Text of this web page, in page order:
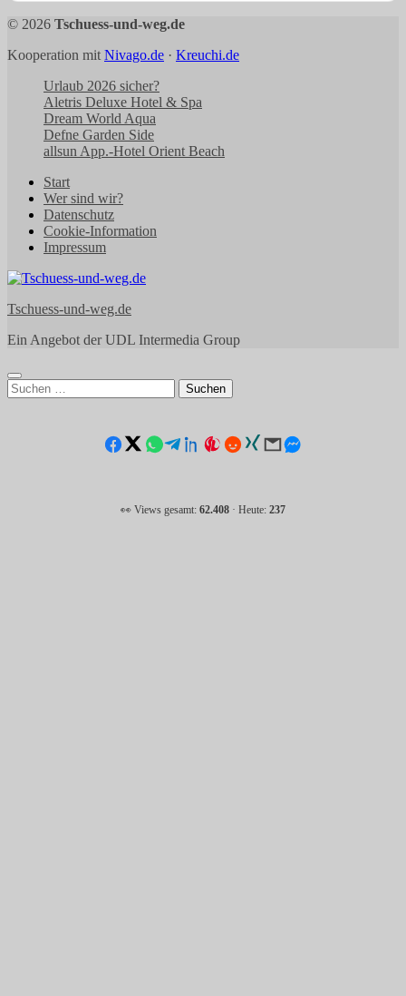
© 2026 Tschuess-und-weg.de
Kooperation mit Nivago.de · Kreuchi.de
Urlaub 2026 sicher?
Aletris Deluxe Hotel & Spa
Dream World Aqua
Defne Garden Side
allsun App.-Hotel Orient Beach
Start
Wer sind wir?
Datenschutz
Cookie-Information
Impressum
Tschuess-und-weg.de
Ein Angebot der UDL Intermedia Group
Suchen
nach:
👀 Views gesamt: 62.408 · Heute: 237